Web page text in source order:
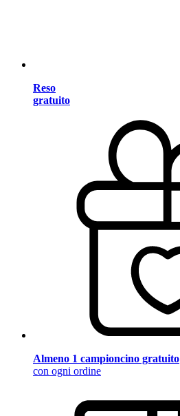
Reso
gratuito
Almeno 1 campioncino gratuito
con ogni ordine